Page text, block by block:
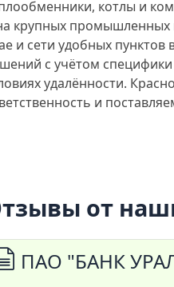
котлы и
крупных промышленных
и сети удобных
с учётом
удалённости.
и
от
ПАО "БАНК